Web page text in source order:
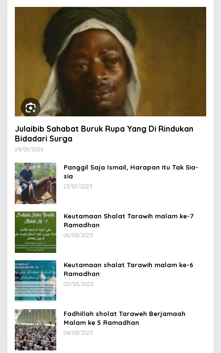
Julaibib Sahabat Buruk Rupa Yang Di Rindukan
Bidadari Surga
29/01/2026
Panggil Saja Ismail, Harapan itu Tak Sia-
sia
23/07/2025
Keutamaan Shalat Tarawih malam ke-7
Ramadhan
06/03/2025
Keutamaan shalat Tarawih malam ke-6
Ramadhan
05/03/2025
Fadhillah sholat Taraweh Berjamaah
Malam ke 5 Ramadhan
04/03/2025